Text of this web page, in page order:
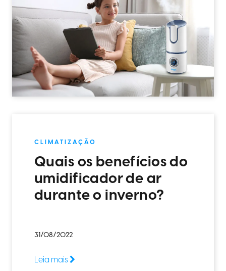
CLIMATIZAÇÃO
Quais os benefícios do
umidificador de ar
durante o inverno?
31/08/2022
Leia mais